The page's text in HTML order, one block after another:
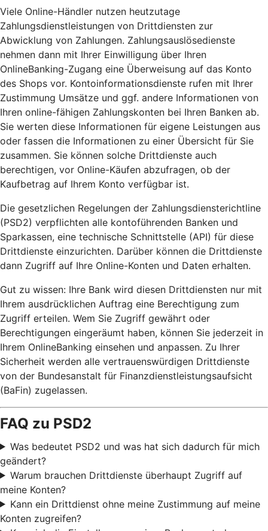
Viele Online-Händler nutzen heutzutage
Zahlungsdienstleistungen von Drittdiensten zur
Abwicklung von Zahlungen. Zahlungsauslösedienste
nehmen dann mit Ihrer Einwilligung über Ihren
OnlineBanking-Zugang eine Überweisung auf das Konto
des Shops vor. Kontoinformationsdienste rufen mit Ihrer
Zustimmung Umsätze und ggf. andere Informationen von
Ihren online-fähigen Zahlungskonten bei Ihren Banken ab.
Sie werten diese Informationen für eigene Leistungen aus
oder fassen die Informationen zu einer Übersicht für Sie
zusammen. Sie können solche Drittdienste auch
berechtigen, vor Online-Käufen abzufragen, ob der
Kaufbetrag auf Ihrem Konto verfügbar ist.
Die gesetzlichen Regelungen der Zahlungsdiensterichtline
(PSD2) verpflichten alle kontoführenden Banken und
Sparkassen, eine technische Schnittstelle (API) für diese
Drittdienste einzurichten. Darüber können die Drittdienste
dann Zugriff auf Ihre Online-Konten und Daten erhalten.
Gut zu wissen: Ihre Bank wird diesen Drittdiensten nur mit
Ihrem ausdrücklichen Auftrag eine Berechtigung zum
Zugriff erteilen. Wem Sie Zugriff gewährt oder
Berechtigungen eingeräumt haben, können Sie jederzeit in
Ihrem OnlineBanking einsehen und anpassen. Zu Ihrer
Sicherheit werden alle vertrauenswürdigen Drittdienste
von der Bundesanstalt für Finanzdienstleistungsaufsicht
(BaFin) zugelassen.
FAQ zu PSD2
Was bedeutet PSD2 und was hat sich dadurch für mich
geändert?
Warum brauchen Drittdienste überhaupt Zugriff auf
meine Konten?
Kann ein Drittdienst ohne meine Zustimmung auf meine
Konten zugreifen?